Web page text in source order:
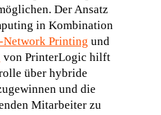
Der Ansatz
in Kombination
Printing
und
von PrinterLogic hilft
über hybride
und die
Mitarbeiter zu